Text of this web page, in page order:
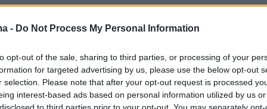
- Do Not Process My Personal Information
opt-out of the sale, sharing to third parties, or processing of your
for targeted advertising by us, please use the below opt-out
selection. Please note that after your opt-out request is processed
interest-based ads based on personal information utilized by us
to third parties prior to your opt-out. You may separately
σύντροφος της νεαρής γυναίκας, ο
για ανθρωποκτονία από πρόθεση σε
κατάσταση. Ωστόσο, ένα άλλο μεγάλο
υπόθεσης, εξίσου σοβαρό, βρίσκεται σε